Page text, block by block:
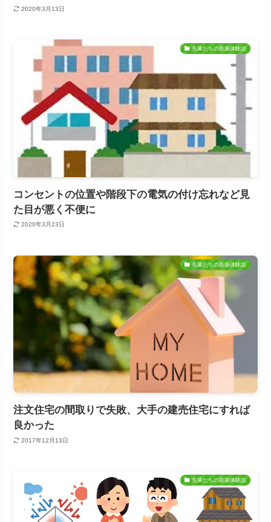
2020年3月13日
先輩たちの新築体験談
コンセントの位置や階段下の電気の付け忘れなど見
た目が悪く不便に
2020年3月23日
先輩たちの新築体験談
注文住宅の間取りで失敗、大手の建売住宅にすれば
良かった
2017年12月13日
先輩たちの新築体験談